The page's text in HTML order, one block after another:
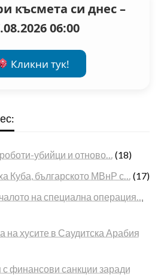
късмета си днес –
06:00
Кликни тук!
убийци и отново…
(18)
Куба, българското МВнР с…
(17)
на специална операция…
на хусите в Саудитска Арабия
финансови санкции заради